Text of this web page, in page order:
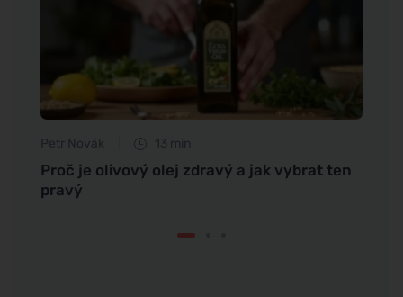
Petr Novák 13 min
Proč je olivový olej zdravý a jak vybrat ten
pravý